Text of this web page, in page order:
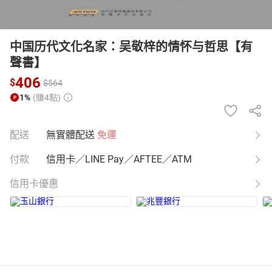
中国历代文化名家：吴敬梓的情怀与哲思【有
聲書】
$406 $564
1% (賺4點)
配送 無實體配送 免運
付款 信用卡／LINE Pay／AFTEE／ATM
信用卡優惠